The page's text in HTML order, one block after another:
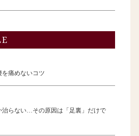
痛めないコツ
治らない…その原因は「足裏」だけで